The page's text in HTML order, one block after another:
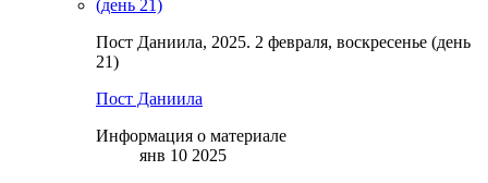
Пост Даниила, 2025. 2 февраля, воскресенье (день
21)
Пост Даниила
Информация о материале
янв 10 2025